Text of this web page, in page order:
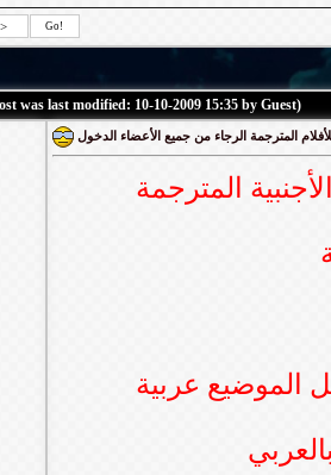
> Go!
was last modified: 10-10-2009 15:35 by Guest)
المترجمة الرجاء من جميع الأعضاء الدخول
المترجمة
الموضيع عربية